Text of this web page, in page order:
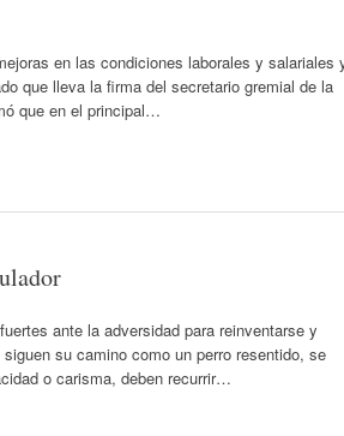
en las condiciones laborales y salariales
que lleva la firma del secretario gremial de la
que en el principal…
ante la adversidad para reinventarse y
su camino como un perro resentido, se
o carisma, deben recurrir…